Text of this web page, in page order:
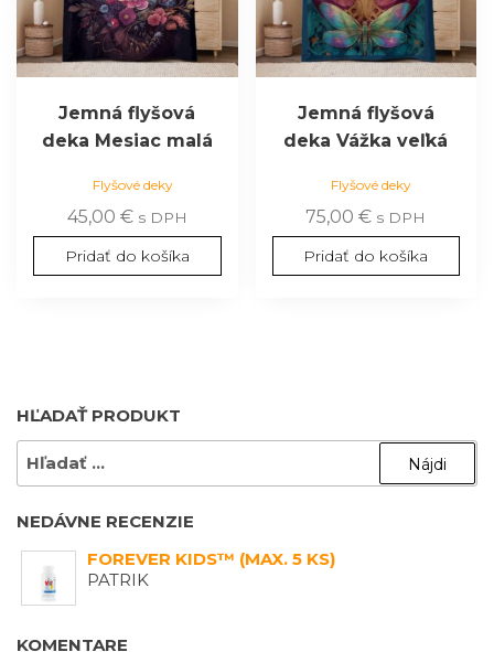
Jemná flyšová
deka Mesiac malá
Flyšové deky
45,00 € s DPH
Pridať do košíka
Jemná flyšová
deka Vážka veľká
Flyšové deky
75,00€ s DPH
Pridať do košíka
HĽADAŤ PRODUKT
HĽADAŤ:
NEDÁVNE RECENZIE
FOREVER KIDS™ (MAX. 5 KS)
PATRIK
KOMENTARE